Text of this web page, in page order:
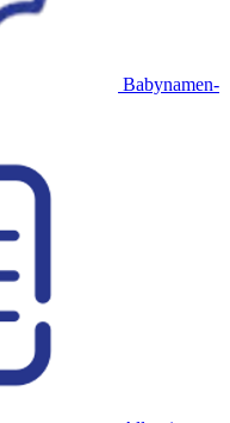
Babynamen-